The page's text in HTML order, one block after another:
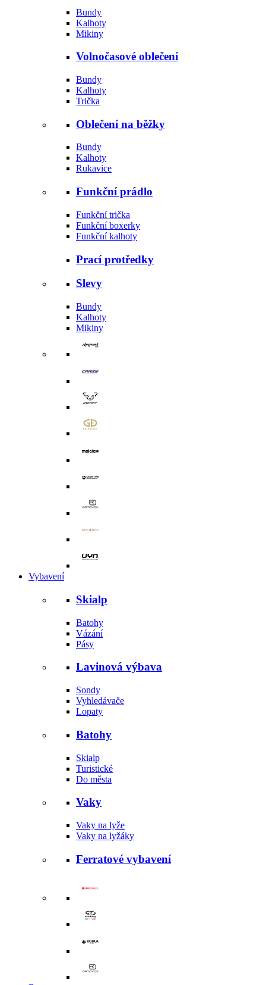
Bundy
Kalhoty
Mikiny
Volnočasové oblečení
Bundy
Kalhoty
Trička
Oblečení na běžky
Bundy
Kalhoty
Rukavice
Funkční prádlo
Funkční trička
Funkční boxerky
Funkční kalhoty
Prací protředky
Slevy
Bundy
Kalhoty
Mikiny
Vybavení
Skialp
Batohy
Vázání
Pásy
Lavinová výbava
Sondy
Vyhledávače
Lopaty
Batohy
Skialp
Turistické
Do města
Vaky
Vaky na lyže
Vaky na lyžáky
Ferratové vybavení